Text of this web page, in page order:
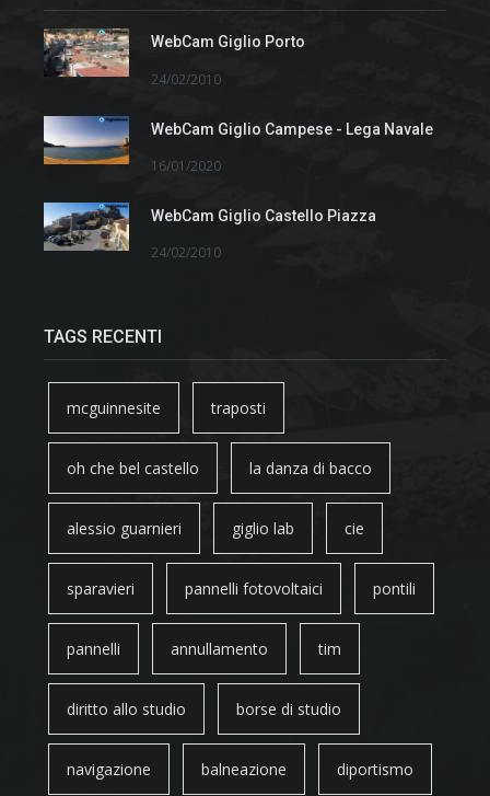
WebCam Giglio Porto
24/02/2010
WebCam Giglio Campese - Lega Navale
16/01/2020
WebCam Giglio Castello Piazza
24/02/2010
TAGS RECENTI
mcguinnesite traposti
oh che bel castello la danza di bacco
alessio guarnieri giglio lab cie
sparavieri pannelli fotovoltaici pontili
pannelli annullamento tim
diritto allo studio borse di studio
navigazione balneazione diportismo